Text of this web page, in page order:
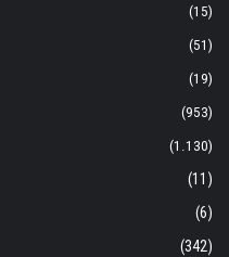
(15)
(51)
(19)
(953)
(1.130)
(11)
(6)
(342)